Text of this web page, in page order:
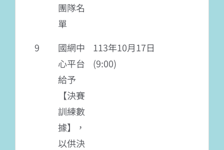
團隊名
單
9
國網中
心平台
給予
【決賽
訓練數
據】，
以供決
113年10月17日
(9:00)